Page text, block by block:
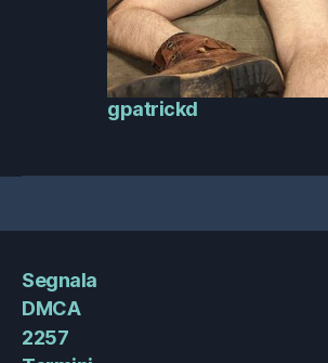
gpatrickd
Segnala
DMCA
2257